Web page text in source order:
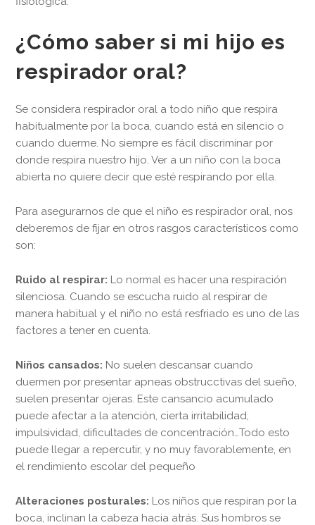
¿Cómo saber si mi hijo es
respirador oral?
Se considera respirador oral a todo niño que respira
habitualmente por la boca, cuando está en silencio o
cuando duerme. No siempre es fácil discriminar por
donde respira nuestro hijo. Ver a un niño con la boca
abierta no quiere decir que esté respirando por ella.
Para asegurarnos de que el niño es respirador oral, nos
deberemos de fijar en otros rasgos característicos como
son:
Ruido al respirar: Lo normal es hacer una respiración
silenciosa. Cuando se escucha ruido al respirar de
manera habitual y el niño no está resfriado es uno de las
factores a tener en cuenta.
Niños cansados: No suelen descansar cuando
duermen por presentar apneas obstrucctivas del sueño,
suelen presentar ojeras. Este cansancio acumulado
puede afectar a la atención, cierta irritabilidad,
impulsividad, dificultades de concentración…Todo esto
puede llegar a repercutir, y no muy favorablemente, en
el rendimiento escolar del pequeño
Alteraciones posturales: Los niños que respiran por la
boca, inclinan la cabeza hacia atrás. Sus hombros se